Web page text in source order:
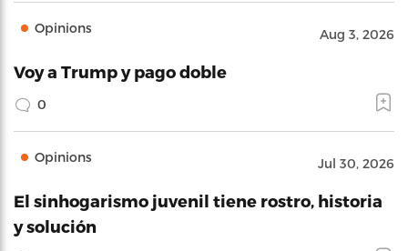
Opinions Aug 3, 2026
Voy a Trump y pago doble
0
Opinions Jul 30, 2026
El sinhogarismo juvenil tiene rostro, historia
y solución